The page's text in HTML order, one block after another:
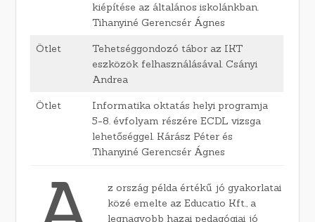
kiépítése az általános iskolánkban.
Tihanyiné Gerencsér Ágnes
Ötlet
Tehetséggondozó tábor az IKT
eszközök felhasználásával. Csányi
Andrea
Ötlet
Informatika oktatás helyi programja
5-8. évfolyam részére ECDL vizsga
lehetőséggel. Kárász Péter és
Tihanyiné Gerencsér Ágnes
z ország példa értékű jó gyakorlatai
közé emelte az Educatio Kft., a
legnagyobb hazai pedagógiai jó